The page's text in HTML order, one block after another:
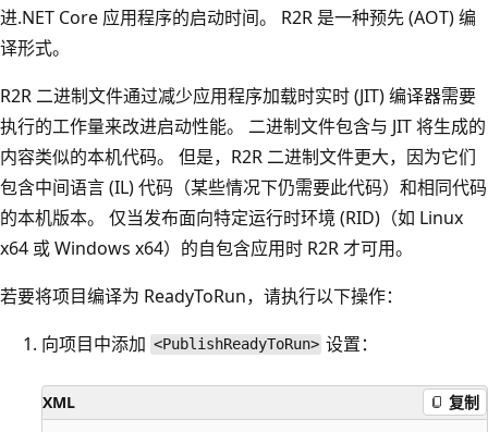
进.NET Core 应用程序的启动时间。 R2R 是一种预先 (AOT) 编
译形式。
R2R 二进制文件通过减少应用程序加载时实时 (JIT) 编译器需要
执行的工作量来改进启动性能。 二进制文件包含与 JIT 将生成的
内容类似的本机代码。 但是，R2R 二进制文件更大，因为它们
包含中间语言 (IL) 代码（某些情况下仍需要此代码）和相同代码
的本机版本。 仅当发布面向特定运行时环境 (RID)（如 Linux
x64 或 Windows x64）的自包含应用时 R2R 才可用。
若要将项目编译为 ReadyToRun，请执行以下操作：
向项目中添加 <PublishReadyToRun> 设置：
XML 复制